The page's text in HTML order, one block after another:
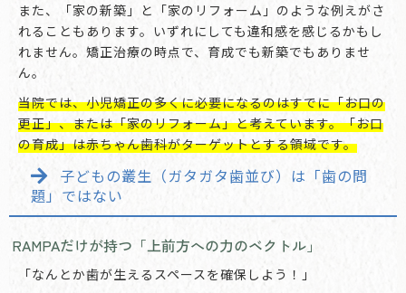
また、「家の新築」と「家のリフォーム」のような例えがさ
れることもあります。いずれにしても違和感を感じるかもし
れません。矯正治療の時点で、育成でも新築でもありませ
ん。
当院では、小児矯正の多くに必要になるのはすでに「お口の
更正」、または「家のリフォーム」と考えています。「お口
の育成」は赤ちゃん歯科がターゲットとする領域です。
子どもの叢生（ガタガタ歯並び）は「歯の問
題」ではない
RAMPAだけが持つ「上前方への力のベクトル」
「なんとか歯が生えるスペースを確保しよう！」